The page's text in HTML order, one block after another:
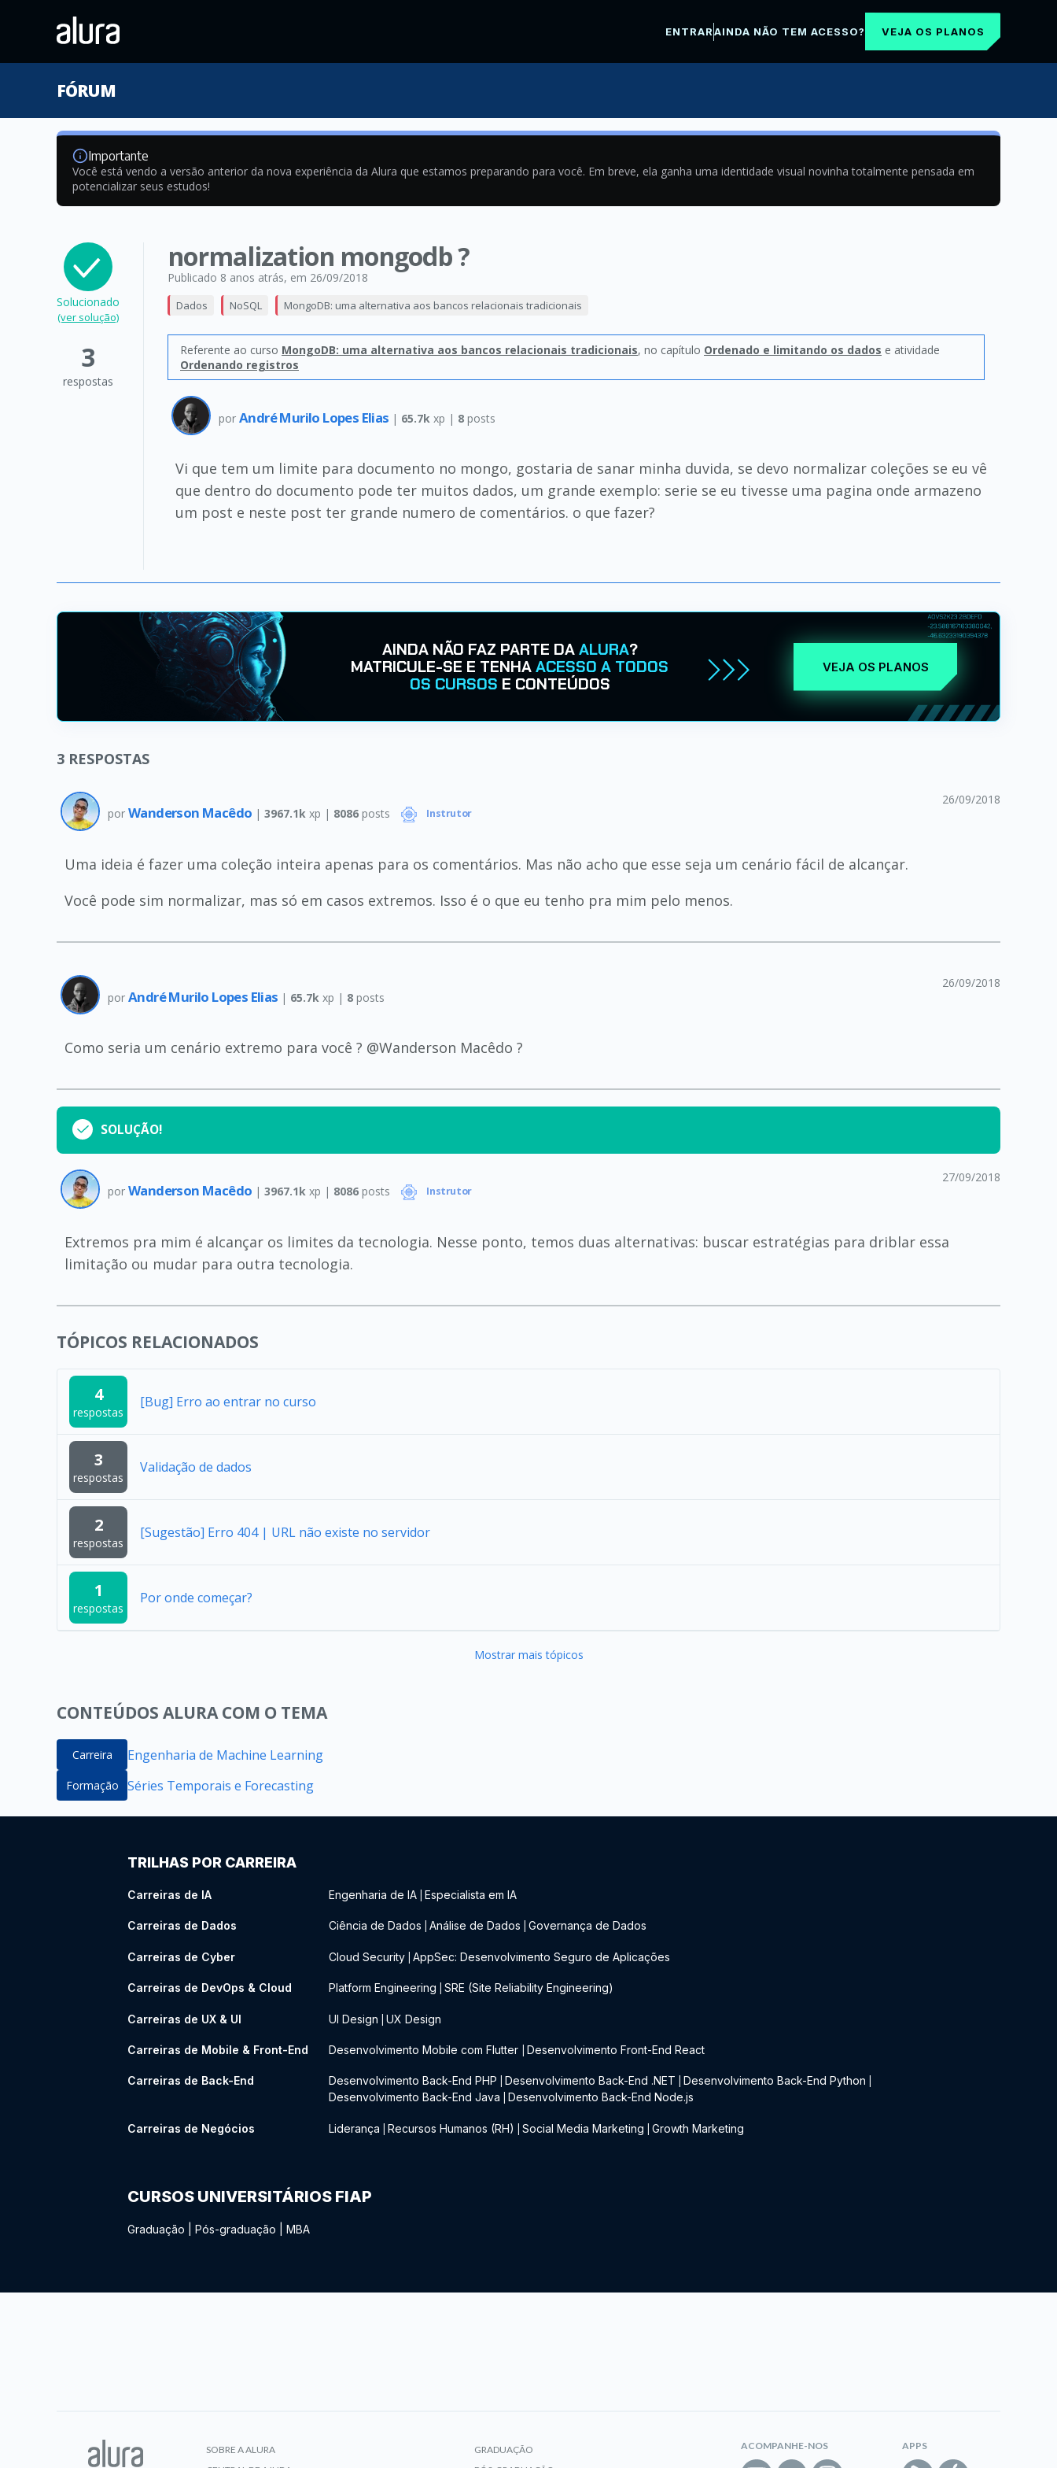
ENTRARAINDA NÃO TEM ACESSO? VEJA OS PLANOS
FÓRUM
Importante
Você está vendo a versão anterior da nova experiência da Alura que estamos preparando para você. Em breve, ela ganha uma identidade visual novinha totalmente pensada em
potencializar seus estudos!
Solucionado
(ver solução)
3
respostas
normalization mongodb ?
Publicado 8 anos atrás, em 26/09/2018
Dados NoSQL MongoDB: uma alternativa aos bancos relacionais tradicionais
Referente ao curso MongoDB: uma alternativa aos bancos relacionais tradicionais, no capítulo Ordenado e limitando os dados e atividade
Ordenando registros
por André Murilo Lopes Elias | 65.7k xp | 8 posts
Vi que tem um limite para documento no mongo, gostaria de sanar minha duvida, se devo normalizar coleções se eu vê
que dentro do documento pode ter muitos dados, um grande exemplo: serie se eu tivesse uma pagina onde armazeno
um post e neste post ter grande numero de comentários. o que fazer?
AINDA NÃO FAZ PARTE DAALURA?
MATRICULE-SE E TENHAACESSO A TODOS
OS CURSOS E CONTEÚDOS
VEJA OS PLANOS
3 RESPOSTAS
por Wanderson Macêdo | 3967.1k xp | 8086posts Instrutor
26/09/2018
Uma ideia é fazer uma coleção inteira apenas para os comentários. Mas não acho que esse seja um cenário fácil de alcançar.
Você pode sim normalizar, mas só em casos extremos. Isso é o que eu tenho pra mim pelo menos.
por André Murilo Lopes Elias | 65.7k xp | 8 posts
26/09/2018
Como seria um cenário extremo para você ? @Wanderson Macêdo ?
SOLUÇÃO!
por Wanderson Macêdo | 3967.1k xp | 8086posts Instrutor
27/09/2018
Extremos pra mim é alcançar os limites da tecnologia. Nesse ponto, temos duas alternativas: buscar estratégias para driblar essa
limitação ou mudar para outra tecnologia.
TÓPICOS RELACIONADOS
4
respostas
[Bug] Erro ao entrar no curso
3
respostas
Validação de dados
2
respostas
[Sugestão] Erro 404 | URL não existe no servidor
1
respostas
Por onde começar?
Mostrar mais tópicos
CONTEÚDOS ALURA COM O TEMA
Carreira Engenharia de Machine Learning
Formação Séries Temporais e Forecasting
TRILHAS POR CARREIRA
Carreiras de IA Engenharia de IA Especialista em IA
Carreiras de Dados Ciência de Dados Análise de Dados Governança de Dados
Carreiras de Cyber Cloud Security AppSec: Desenvolvimento Seguro de Aplicações
Carreiras de DevOps & Cloud Platform Engineering SRE (Site Reliability Engineering)
Carreiras de UX & UI UI Design UX Design
Carreiras de Mobile & Front-End Desenvolvimento Mobile com Flutter Desenvolvimento Front-End React
Carreiras de Back-End Desenvolvimento Back-End PHP Desenvolvimento Back-End .NET Desenvolvimento Back-End Python
Desenvolvimento Back-End Java Desenvolvimento Back-End Node.js
Carreiras de Negócios Liderança Recursos Humanos (RH) Social Media Marketing Growth Marketing
CURSOS UNIVERSITÁRIOS FIAP
Graduação Pós-graduação MBA
SOBRE A ALURA
GRADUAÇÃO
ACOMPANHE-NOS APPS